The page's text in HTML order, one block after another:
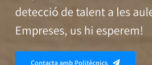
Recorda realitzar la